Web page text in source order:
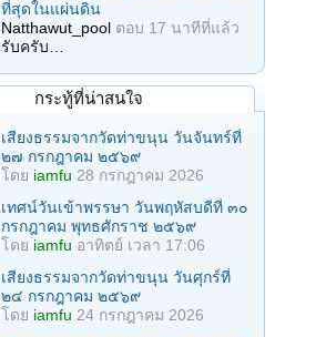
ที่สุดในแผ่นดิน
Natthawut_pool ตอบ 17 นาทีที่แล้ว
รับครับ…
กระทู้ที่น่าสนใจ
เสียงธรรมจากวัดท่าขนุน วันจันทร์ที่
๒๗ กรกฎาคม ๒๕๖๙
โดย iamfu 28 กรกฎาคม 2026
เทศน์วันเข้าพรรษา วันพฤหัสบดีที่ ๓๐
กรกฎาคม พุทธศักราช ๒๕๖๙
โดย iamfu อาทิตย์ เวลา 17:06
เสียงธรรมจากวัดท่าขนุน วันศุกร์ที่
๒๔ กรกฎาคม ๒๕๖๙
โดย iamfu 24 กรกฎาคม 2026